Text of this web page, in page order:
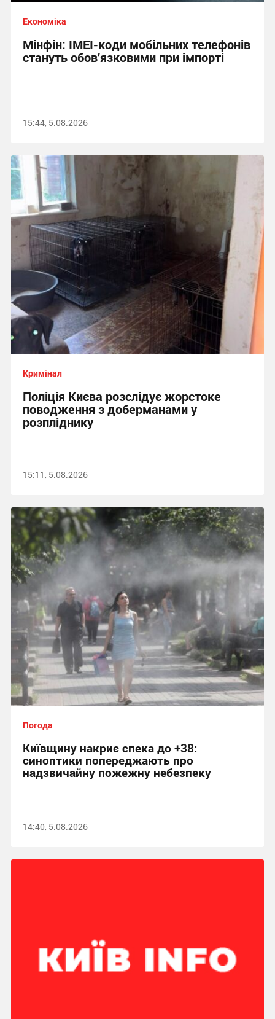
Економіка
Мінфін: IMEI-коди мобільних телефонів
стануть обов’язковими при імпорті
15:44, 5.08.2026
Кримінал
Поліція Києва розслідує жорстоке
поводження з доберманами у
розпліднику
15:11, 5.08.2026
Погода
Київщину накриє спека до +38:
синоптики попереджають про
надзвичайну пожежну небезпеку
14:40, 5.08.2026